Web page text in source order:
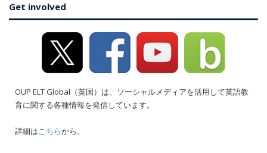
Get involved
OUP ELT Global（英国）は、ソーシャルメディアを活用して英語教
育に関する各種情報を発信しています。
詳細はこちらから。